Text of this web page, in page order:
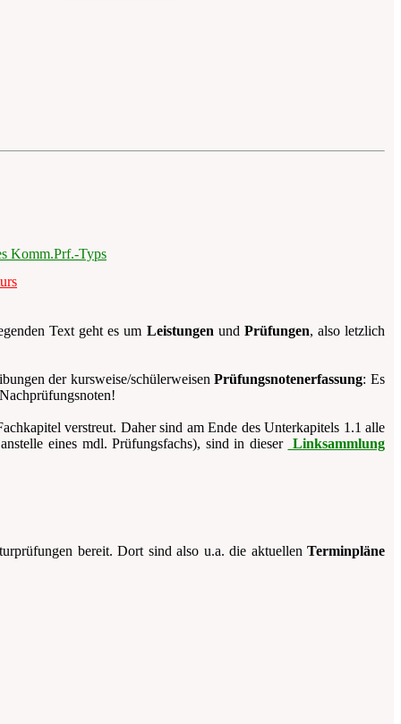
Komm.Prf.-Typs
Text geht es um Leistungen und Prüfungen, also letzlich
der kursweise/schülerweisenPrüfungsnotenerfassung: Es
verstreut. Daher sind am Ende des Unterkapitels 1.1 alle
eines mdl. Prüfungsfachs), sind in dieser Linksammlung
bereit. Dort sind also u.a. die aktuellen Terminpläne